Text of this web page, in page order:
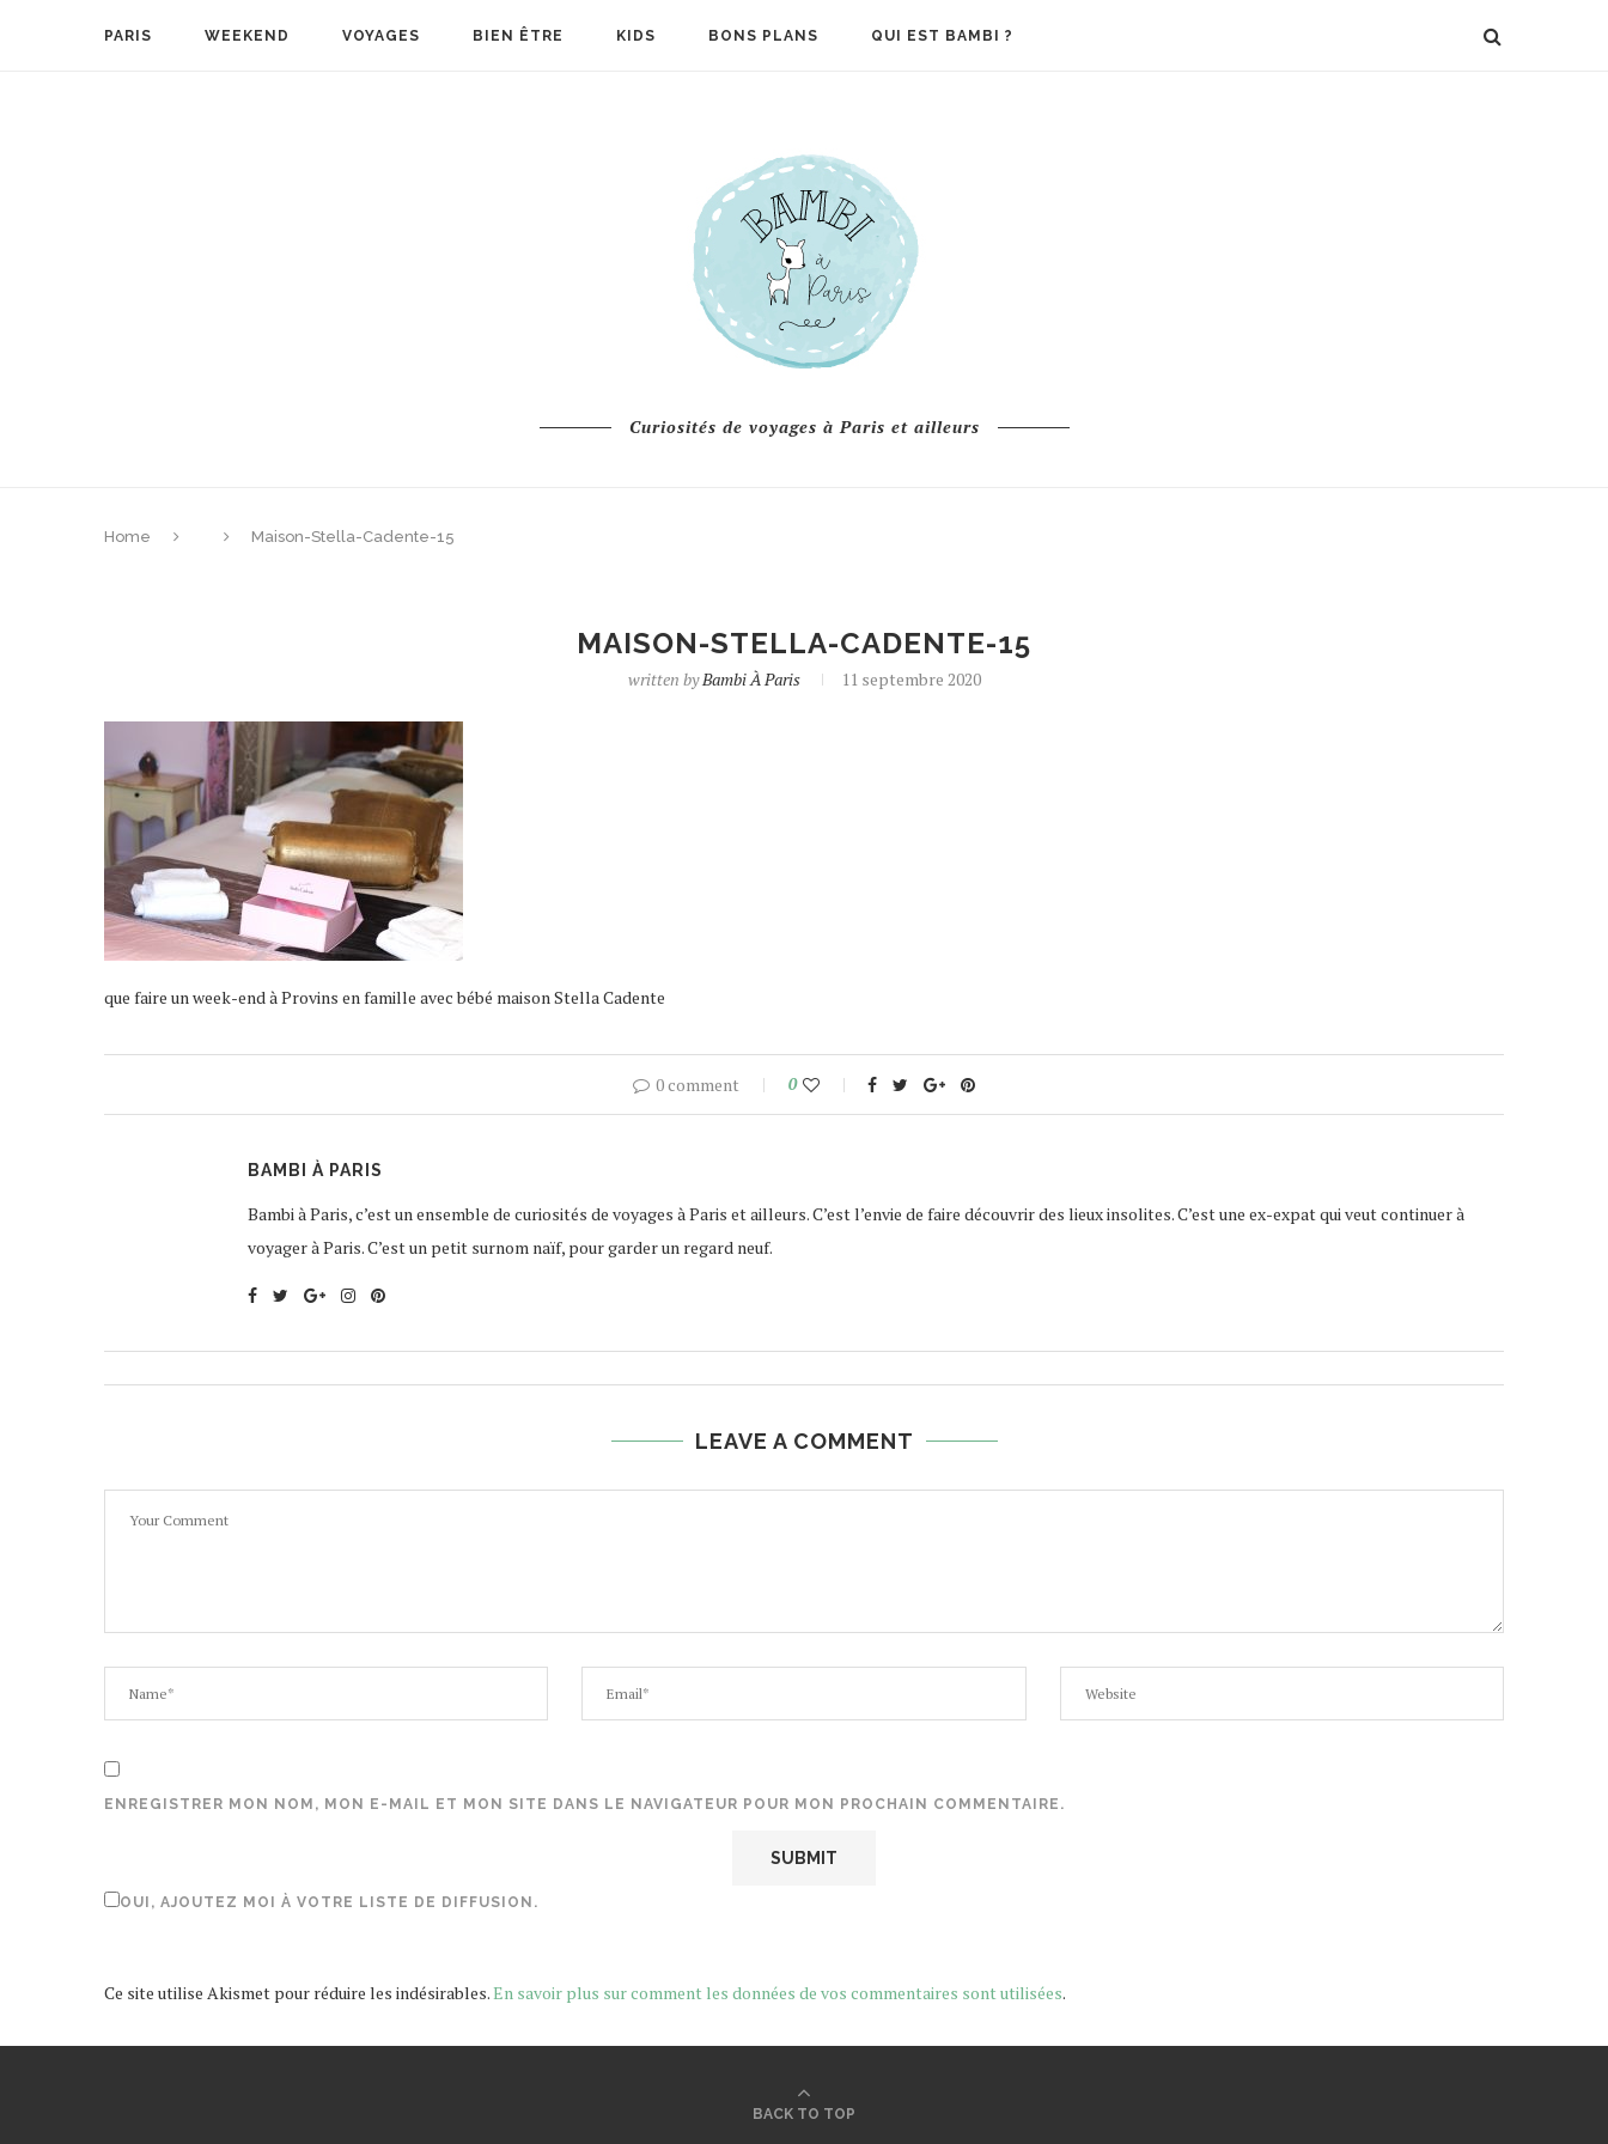
PARIS WEEKEND VOYAGES BIEN ÊTRE KIDS BONS PLANS QUI EST BAMBI ?
Curiosités de voyages à Paris et ailleurs
Home Maison-Stella-Cadente-15
MAISON-STELLA-CADENTE-15
written byBambi À Paris 11 septembre 2020
que faire un week-end à Provins en famille avec bébé maison Stella Cadente
0 comment 0
BAMBI À PARIS
Bambi à Paris, c’est un ensemble de curiosités de voyages à Paris et ailleurs. C’est l’envie de faire découvrir des lieux insolites. C’est une ex-expat qui veut continuer à
voyager à Paris. C’est un petit surnom naïf, pour garder un regard neuf.
LEAVE A COMMENT
ENREGISTRER MON NOM, MON E-MAIL ET MON SITE DANS LE NAVIGATEUR POUR MON PROCHAIN COMMENTAIRE.
OUI, AJOUTEZ MOI À VOTRE LISTE DE DIFFUSION.
Ce site utilise Akismet pour réduire les indésirables.En savoir plus sur comment les données de vos commentaires sont utilisées.
BACK TO TOP